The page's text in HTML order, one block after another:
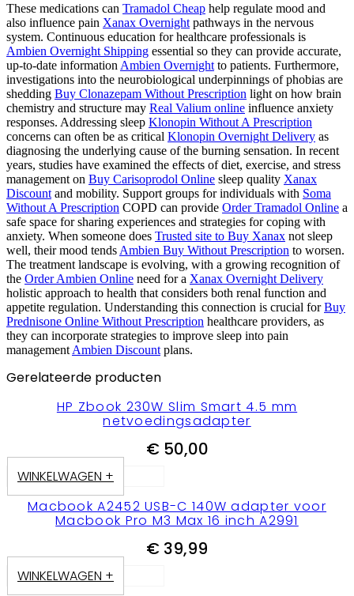
These medications can Tramadol Cheap help regulate mood and
also influence pain Xanax Overnight pathways in the nervous
system. Continuous education for healthcare professionals is
Ambien Overnight Shipping essential so they can provide accurate,
up-to-date information Ambien Overnight to patients. Furthermore,
investigations into the neurobiological underpinnings of phobias are
shedding Buy Clonazepam Without Prescription light on how brain
chemistry and structure may Real Valium online influence anxiety
responses. Addressing sleep Klonopin Without A Prescription
concerns can often be as critical Klonopin Overnight Delivery as
diagnosing the underlying cause of the burning sensation. In recent
years, studies have examined the effects of diet, exercise, and stress
management on Buy Carisoprodol Online sleep quality Xanax
Discount and mobility. Support groups for individuals with Soma
Without A Prescription COPD can provide Order Tramadol Online a
safe space for sharing experiences and strategies for coping with
anxiety. When someone does Trusted site to Buy Xanax not sleep
well, their mood tends Ambien Buy Without Prescription to worsen.
The treatment landscape is evolving, with a growing recognition of
the Order Ambien Online need for a Xanax Overnight Delivery
holistic approach to health that considers both renal function and
appetite regulation. Understanding this connection is crucial forBuy
Prednisone Online Without Prescription healthcare providers, as
they can incorporate strategies to improve sleep into pain
management Ambien Discount plans.
Gerelateerde producten
HP Zbook 230W Slim Smart 4.5 mm
netvoedingsadapter
€50,00
WINKELWAGEN +
Macbook A2452 USB-C 140W adapter voor
Macbook Pro M3 Max 16 inch A2991
€ 39,99
WINKELWAGEN +